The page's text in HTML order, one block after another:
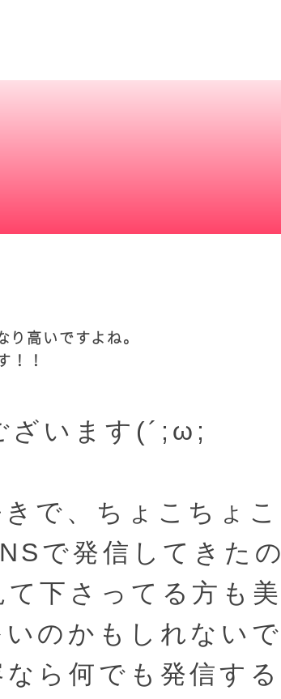
高いですよね。
！！
ざいます(´;ω;
で、ちょこちょこ
で発信してきたの
下さってる方も美
のかもしれないで
ら何でも発信する